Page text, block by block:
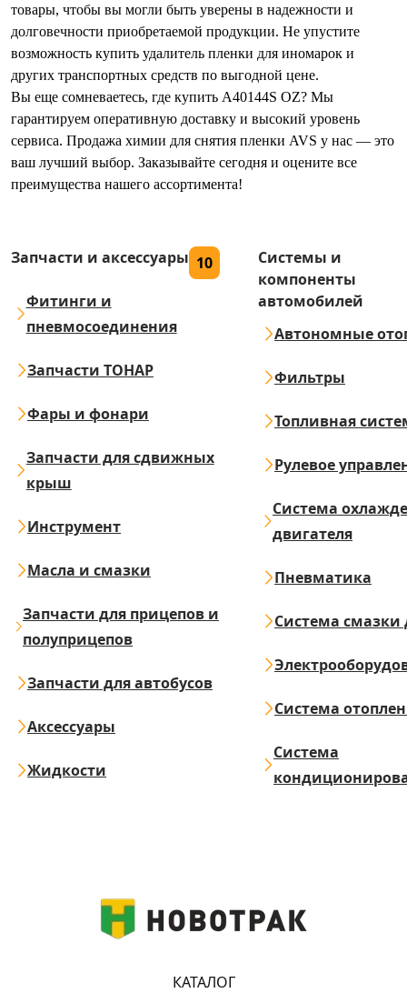
товары, чтобы вы могли быть уверены в надежности и
долговечности приобретаемой продукции. Не упустите
возможность купить удалитель пленки для иномарок и
других транспортных средств по выгодной цене.
Вы еще сомневаетесь, где купить A40144S OZ? Мы
гарантируем оперативную доставку и высокий уровень
сервиса. Продажа химии для снятия пленки AVS у нас — это
ваш лучший выбор. Заказывайте сегодня и оцените все
преимущества нашего ассортимента!
Запчасти и аксессуары 10
Фитинги и
пневмосоединения
Запчасти ТОНАР
Фары и фонари
Запчасти для сдвижных
крыш
Инструмент
Масла и смазки
Запчасти для прицепов и
полуприцепов
Запчасти для автобусов
Аксессуары
Жидкости
Системы и
компоненты
автомобилей
Автономные
Фильтры
Топливная
Рулевое
Система
двигателя
Пневматика
Система смазки
Система
Система
КАТАЛОГ